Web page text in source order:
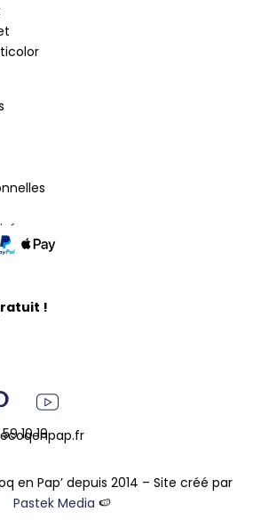
!
Y
o
u
u
b
10 19
en Pap’ depuis 2014 – Site créé par
Pastek Media 🍉